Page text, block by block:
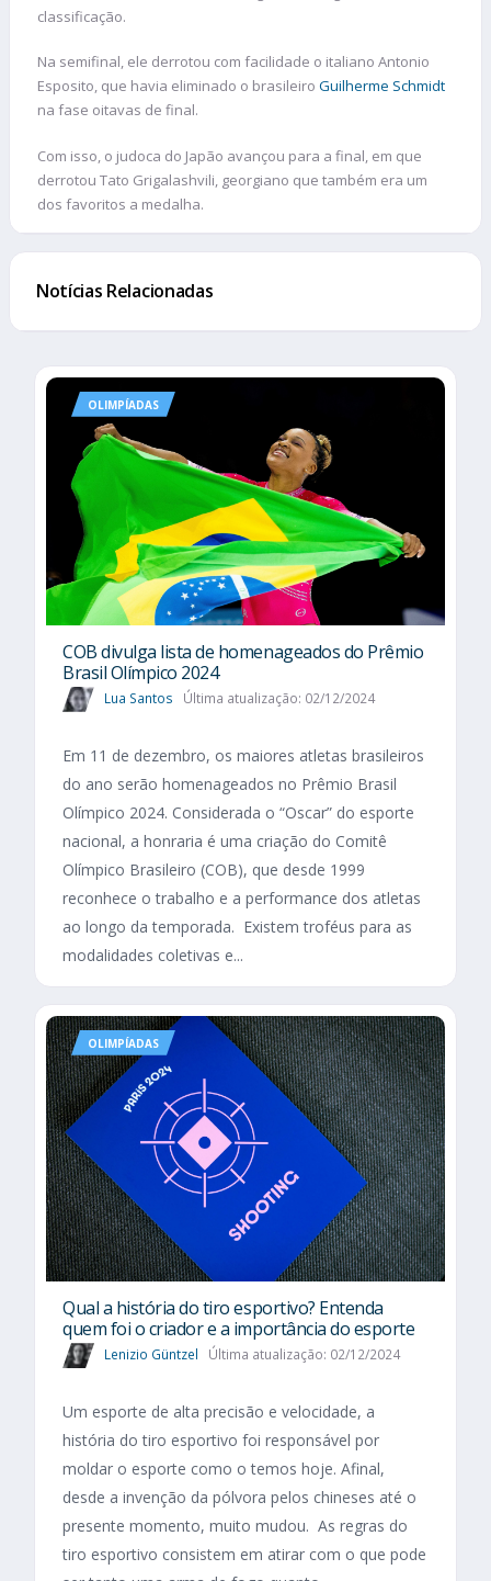
classificação.
Na semifinal, ele derrotou com facilidade o italiano Antonio
Esposito, que havia eliminado o brasileiro Guilherme Schmidt
na fase oitavas de final.
Com isso, o judoca do Japão avançou para a final, em que
derrotou Tato Grigalashvili, georgiano que também era um
dos favoritos a medalha.
Notícias Relacionadas
OLIMPÍADAS
COB divulga lista de homenageados do Prêmio
Brasil Olímpico 2024
Lua Santos Última atualização: 02/12/2024
Em 11 de dezembro, os maiores atletas brasileiros
do ano serão homenageados no Prêmio Brasil
Olímpico 2024. Considerada o “Oscar” do esporte
nacional, a honraria é uma criação do Comitê
Olímpico Brasileiro (COB), que desde 1999
reconhece o trabalho e a performance dos atletas
ao longo da temporada. Existem troféus para as
modalidades coletivas e...
OLIMPÍADAS
Qual a história do tiro esportivo? Entenda
quem foi o criador e a importância do esporte
Lenizio Güntzel Última atualização: 02/12/2024
Um esporte de alta precisão e velocidade, a
história do tiro esportivo foi responsável por
moldar o esporte como o temos hoje. Afinal,
desde a invenção da pólvora pelos chineses até o
presente momento, muito mudou. As regras do
tiro esportivo consistem em atirar com o que pode